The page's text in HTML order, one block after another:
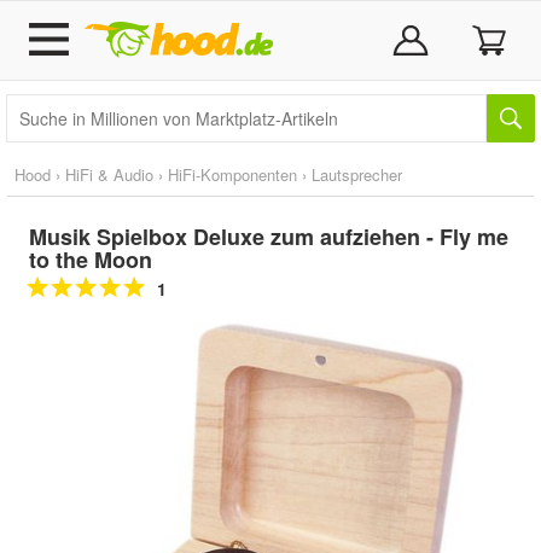
Hood › HiFi & Audio › HiFi-Komponenten › Lautsprecher
Musik Spielbox Deluxe zum aufziehen - Fly me
to the Moon
1